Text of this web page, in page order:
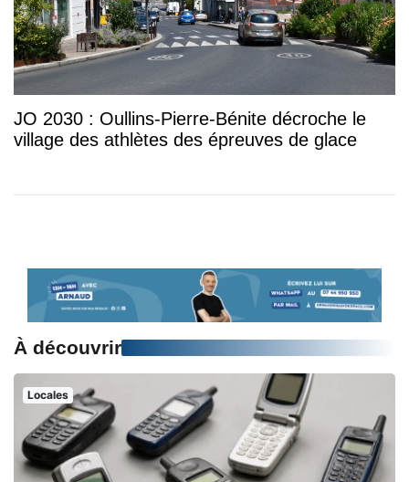
JO 2030 : Oullins-Pierre-Bénite décroche le
village des athlètes des épreuves de glace
À découvrir
Locales